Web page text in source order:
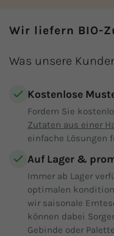
Wir liefern BIO-
Was unsere
Kostenlose
Fordern Sie
Zutaten aus einer
einfache Lösungen
Auf Lager &
Immer ab Lager
optimalen
wir saisonale
können dabei
Gebinde oder